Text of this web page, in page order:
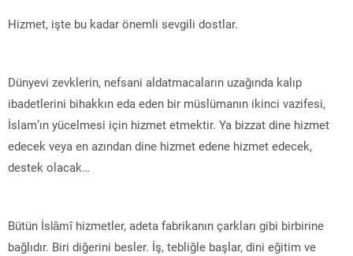
Hizmet, işte bu kadar önemli sevgili dostlar.
Dünyevi zevklerin, nefsani aldatmacaların uzağında kalıp
ibadetlerini bihakkın eda eden bir müslümanın ikinci vazifesi,
İslam’ın yücelmesi için hizmet etmektir. Ya bizzat dine hizmet
edecek veya en azından dine hizmet edene hizmet edecek,
destek olacak…
Bütün İslâmî hizmetler, adeta fabrikanın çarkları gibi birbirine
bağlıdır. Biri diğerini besler. İş, tebliğle başlar, dini eğitim ve